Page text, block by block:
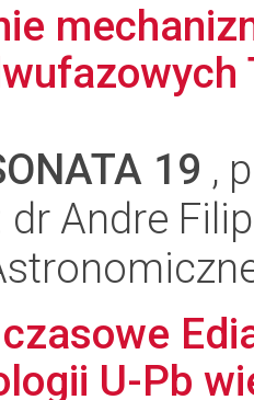
19 ,
Andre
U-Pb